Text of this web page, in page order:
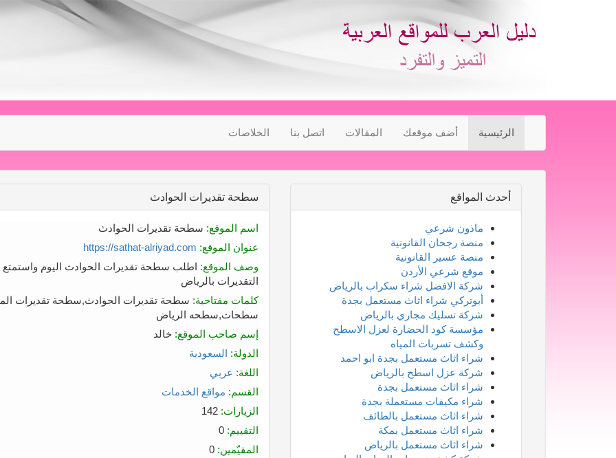
الرئيسية أضف موقعك المقالات اتصل بنا الخلاصات
سطحة تقديرات الحوادث
اسم الموقع: سطحة تقديرات الحوادث
عنوان الموقع: https://sathat-alriyad.com
وصف الموقع: اطلب سطحة تقديرات الحوادث اليوم واستمتع
التقديرات بالرياض
كلمات مفتاحية: سطحة تقديرات الحوادث,سطحة تقديرات
سطحات,سطحه الرياض
إسم صاحب الموقع: خالد
الدولة: السعودية
اللغة: عربي
القسم: مواقع الخدمات
الزيارات:
التقييم:
المقيّمين:
أحدث المواقع
ماذون شرعي
منصة رجحان القانونية
منصة عسير القانونية
موقع شرعي الأردن
شركة الافضل شراء سكراب بالرياض
أبوتركي شراء اثاث مستعمل بجدة
شركة تسليك مجاري بالرياض
مؤسسة كود الحضارة لعزل الاسطح
وكشف تسربات المياه
شراء اثاث مستعمل بجدة ابو احمد
شركة عزل اسطح بالرياض
شراء اثاث مستعمل بجدة
شراء مكيفات مستعملة بجدة
شراء اثاث مستعمل بالطائف
شراء اثاث مستعمل بمكة
شراء اثاث مستعمل بالرياض